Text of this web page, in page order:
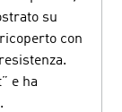
su
con
e ha